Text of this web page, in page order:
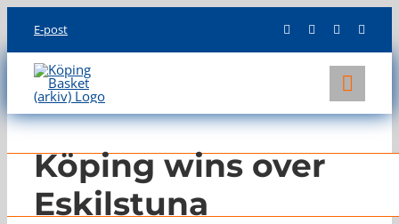
content
E-post
KLUBBEN
LAG
INFO
Köping wins over
Eskilstuna